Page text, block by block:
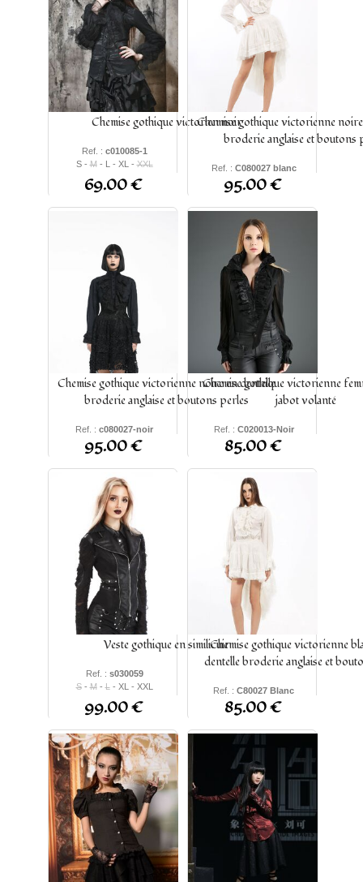
Chemise gothique victorien noir
Ref. : c010085-1
S -M- L - XL -XXL
69.00 €
Chemise gothique victorienne
broderie anglaise et boutons
Ref. : C080027 blanc
S - M - L - XL - 2XL - 3XL -
95.00 €
Chemise gothique victorienne noire en dentelle
broderie anglaise et boutons perles
Ref. : c080027-noir
S - M - L - XL - 2XL - 3XL -
95.00 €
Chemise gothique victorienne
jabot volanté
Ref. : C020013-Noir
S - M - L - XL - XXL -
XXXL
85.00 €
Veste gothique en similicuir
Ref. : s030059
S-M-L- XL - XXL
99.00 €
Chemise gothique victorienne
dentelle broderie anglaise et
Ref. : C80027 Blanc
XS - S - M - L - XL - 2XL -
85.00 €